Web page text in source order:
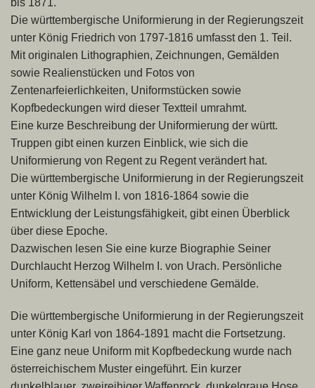
bis 1871.
Die württembergische Uniformierung in der Regierungszeit
unter König Friedrich von 1797-1816 umfasst den 1. Teil.
Mit originalen Lithographien, Zeichnungen, Gemälden
sowie Realienstücken und Fotos von
Zentenarfeierlichkeiten, Uniformstücken sowie
Kopfbedeckungen wird dieser Textteil umrahmt.
Eine kurze Beschreibung der Uniformierung der württ.
Truppen gibteinen kurzen Einblick, wie sich die
Uniformierung von Regent zu Regent verändert hat.
Die württembergische Uniformierung in der Regierungszeit
unter König Wilhelm I. von 1816-1864 sowie die
Entwicklung der Leistungsfähigkeit, gibt einen Überblick
über diese Epoche.
Dazwischen lesen Sie eine kurze Biographie Seiner
Durchlaucht Herzog Wilhelm I. von Urach. Persönliche
Uniform, Kettensäbel und verschiedene Gemälde.
Die württembergische Uniformierung in der Regierungszeit
unter König Karl von 1864-1891 macht die Fortsetzung.
Eine ganz neue Uniform mit Kopfbedeckung wurde nach
österreichischem Muster eingeführt. Ein kurzer